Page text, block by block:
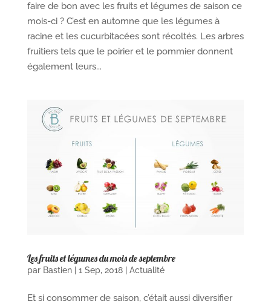
faire de bon avec les fruits et légumes de saison ce
mois-ci ? C’est en automne que les légumes à
racine et les cucurbitacées sont récoltés. Les arbres
fruitiers tels que le poirier et le pommier donnent
également leurs...
Les fruits et légumes du mois de septembre
par Bastien| 1 Sep, 2018| Actualité
Et si consommer de saison, c’était aussi diversifier